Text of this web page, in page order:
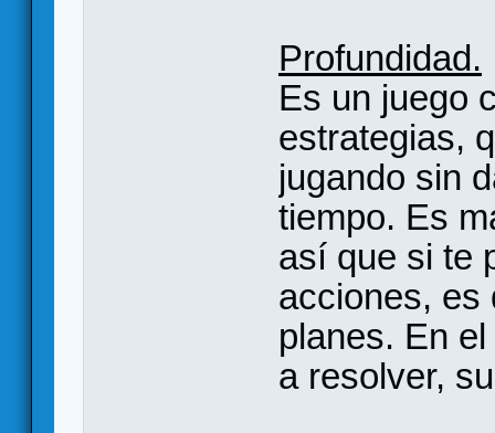
Profundidad.
Es un juego
estrategias,
jugando sin
tiempo. Es
así que si te
acciones, es
planes. En
a resolver,